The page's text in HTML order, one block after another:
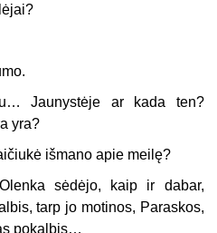
Jaunystėje ar kada ten?
yra?
išmano apie meilę?
sėdėjo, kaip ir dabar,
tarp jo motinos, Paraskos,
pokalbis…